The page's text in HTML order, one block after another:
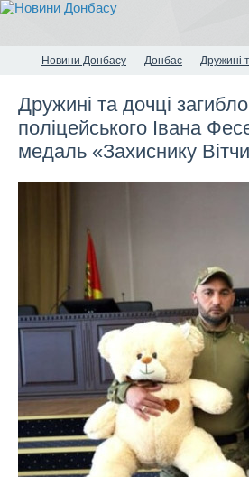
Новини Донбасу Донбас Дружині
Дружині та дочці
поліцейського Івана
медаль «Захиснику